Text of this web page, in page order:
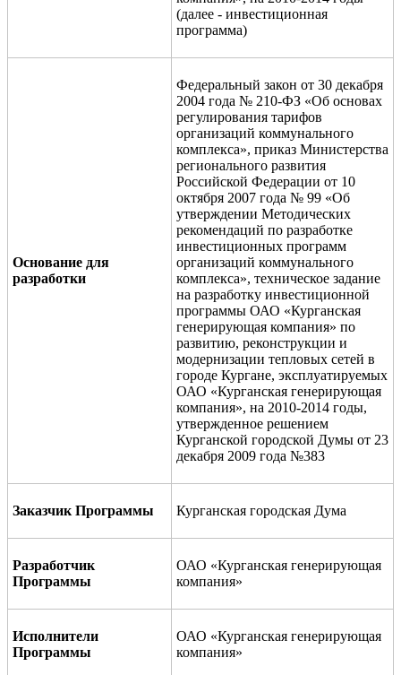
(далее - инвестиционная
программа)
Основание для
разработки
Федеральный закон от 30 декабря
2004 года № 210-ФЗ «Об основах
регулирования тарифов
организаций коммунального
комплекса», приказ Министерства
регионального развития
Российской Федерации от 10
октября 2007 года № 99 «Об
утверждении Методических
рекомендаций по разработке
инвестиционных программ
организаций коммунального
комплекса», техническое задание
на разработку инвестиционной
программы ОАО «Курганская
генерирующая компания» по
развитию, реконструкции и
модернизации тепловых сетей в
городе Кургане, эксплуатируемых
ОАО «Курганская генерирующая
компания», на 2010-2014 годы,
утвержденное решением
Курганской городской Думы от 23
декабря 2009 года №383
Заказчик Программы Курганская городская Дума
Разработчик
Программы
ОАО «Курганская генерирующая
компания»
Исполнители
Программы
ОАО «Курганская генерирующая
компания»